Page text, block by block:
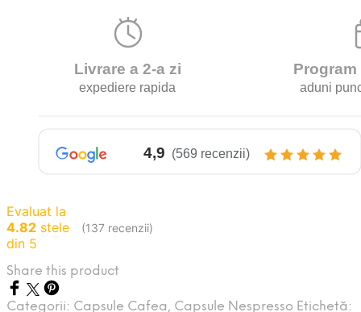
Evaluat la
4.82 stele
din 5
(137 recenzii)
Share this product
Categorii: Capsule Cafea, Capsule Nespresso Etichetă: